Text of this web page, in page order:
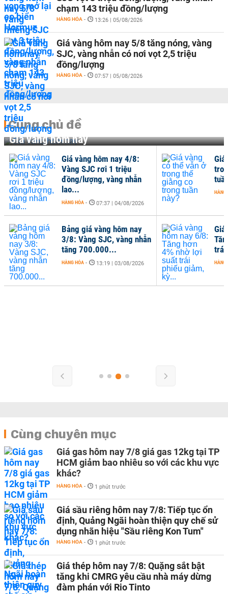
chạm 143 triệu đồng/lượng
HÀNG HÓA - 13:26 | 05/08/2026
Giá vàng hôm nay 5/8 tăng nóng, vàng
SJC, vàng nhẫn có nơi vọt 2,5 triệu
đồng/lượng
HÀNG HÓA - 07:57 | 05/08/2026
Cùng chủ đề
Giá vàng hôm nay
trái
HÀNG
Giá vàng hôm nay 4/8:
Vàng SJC rơi 1 triệu
đồng/lượng, vàng nhẫn
lao...
HÀNG HÓA - 07:37 | 04/08/2026
Bảng giá vàng hôm nay
3/8: Vàng SJC, vàng nhẫn
tăng 700.000...
HÀNG HÓA - 13:19 | 03/08/2026
Giá
HÀNG
Cùng chuyên mục
Giá gas hôm nay 7/8 giá gas 12kg tại TP
HCM giảm bao nhiêu so với các khu vực
khác?
HÀNG HÓA - 1 phút trước
Giá sầu riêng hôm nay 7/8: Tiếp tục ổn
định, Quảng Ngãi hoàn thiện quy chế sử
dụng nhãn hiệu "Sầu riêng Kon Tum"
HÀNG HÓA - 1 phút trước
Giá thép hôm nay 7/8: Quặng sắt bật
tăng khi CMRG yêu cầu nhà máy dừng
đàm phán với Rio Tinto